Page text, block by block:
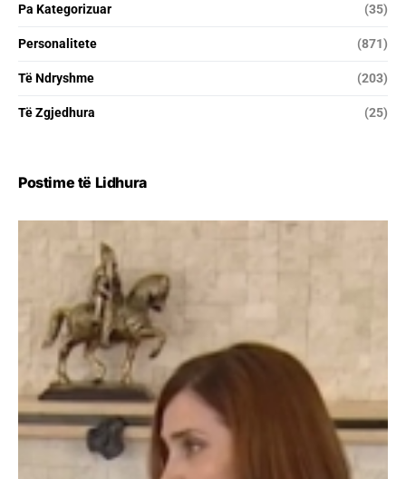
Pa Kategorizuar (35)
Personalitete (871)
Të Ndryshme (203)
Të Zgjedhura (25)
Postime të Lidhura